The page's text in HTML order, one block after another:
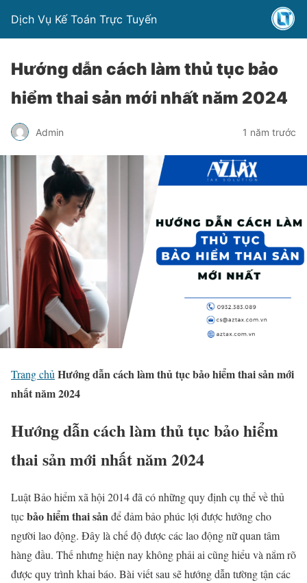
Dịch Vụ Kế Toán Trực Tuyến
Hướng dẫn cách làm thủ tục bảo
hiểm thai sản mới nhất năm 2024
Admin 1 năm trước
Trang chủ Hướng dẫn cách làm thủ tục bảo hiểm thai sản mới
nhất năm 2024
Hướng dẫn cách làm thủ tục bảo hiểm
thai sản mới nhất năm 2024
Luật Bảo hiểm xã hội 2014 đã có những quy định cụ thể vềthủ
tụcbảo hiểm thai sảnđể đảm bảo phúc lợi được hưởng cho
người lao động. Đây là chế độ được các lao động nữ quan tâm
hàng đầu. Thế nhưng hiện nay không phải ai cũng hiểu và nắm rõ
được quy trình khai báo. Bài viết sau sẽ hướng dẫn tường tận các